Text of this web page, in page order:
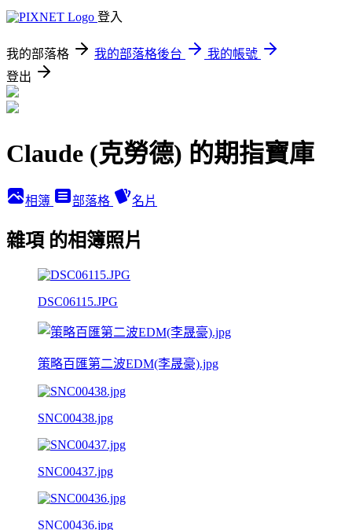
登入
我的部落格 我的部落格後台
我的帳號
登出
Claude (克勞德) 的期指寶庫
相簿 部落格 名片
雜項 的相簿照片
DSC06115.JPG
策略百匯第二波EDM(李晟豪).jpg
SNC00438.jpg
SNC00437.jpg
SNC00436.jpg